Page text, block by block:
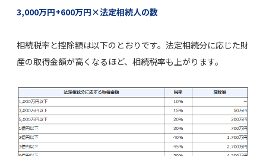
3,000万円+600万円×法定相続人の数
相続税率と控除額は以下のとおりです。法定相続分に応じた財
産の取得金額が高くなるほど、相続税率も上がります。